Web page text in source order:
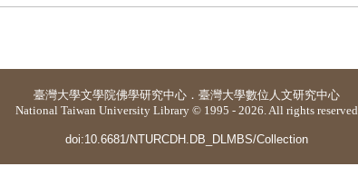
臺灣大學文學院佛學研究中心 ． 臺灣大學數位人文研究中心
National Taiwan University Library © 1995 - 2026. All rights reserved
doi:10.6681/NTURCDH.DB_DLMBS/Collection